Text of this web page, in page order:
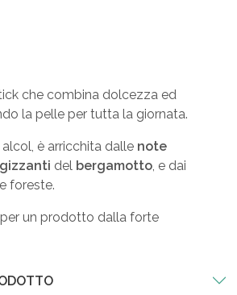
che combina dolcezza ed
la pelle per tutta la giornata.
è arricchita dalle note
del bergamotto, e dai
foreste.
un prodotto dalla forte